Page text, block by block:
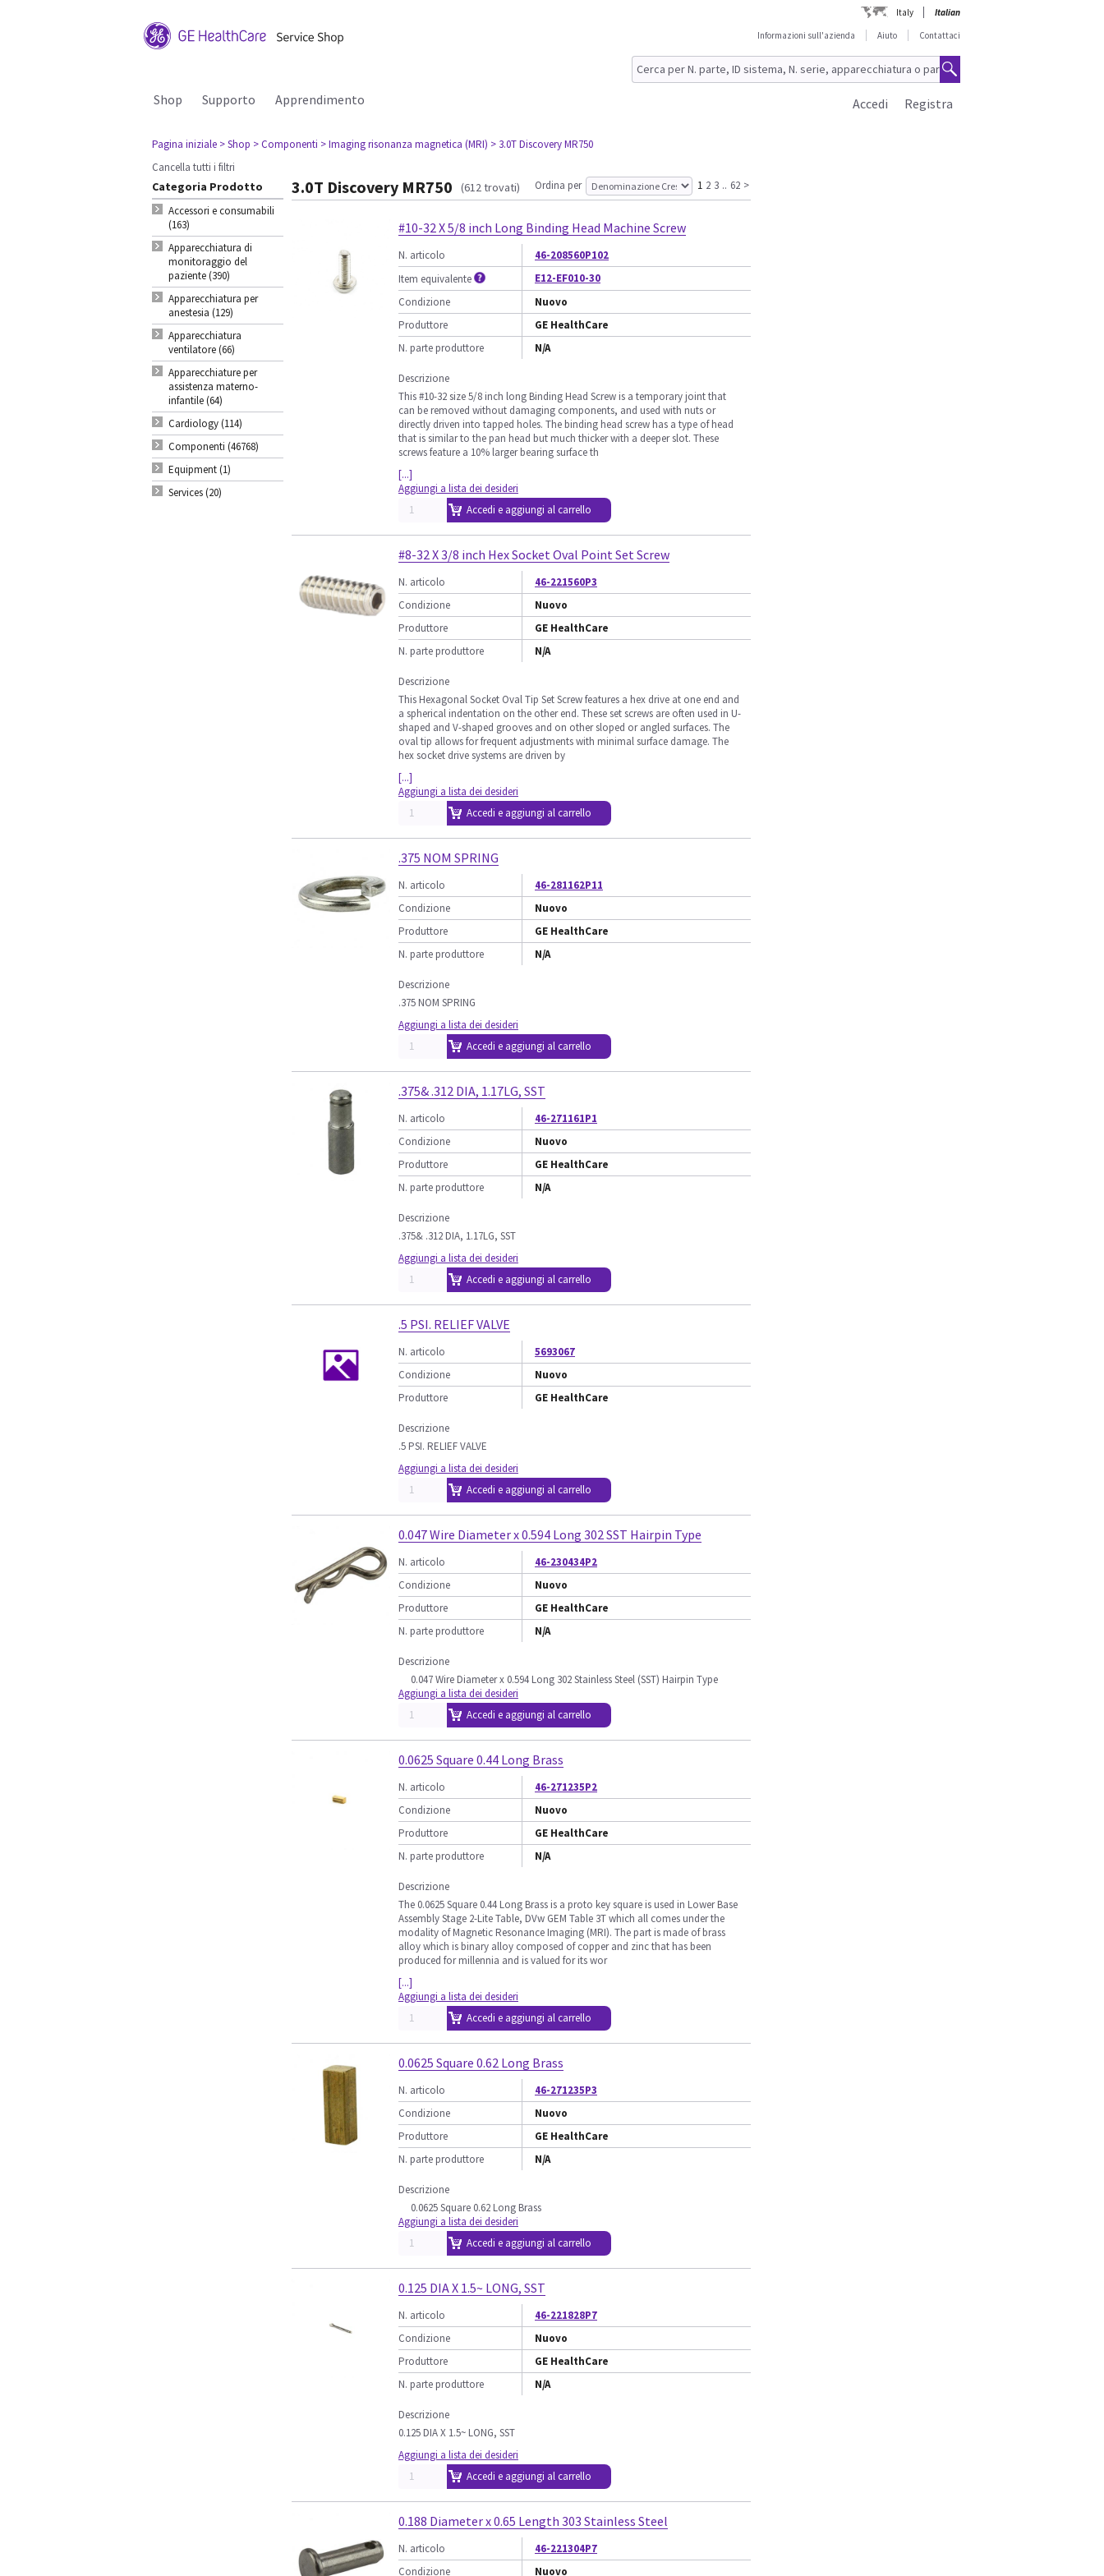
Italy
Italian
Informazioni sull'azienda
Aiuto Contattaci
Shop Supporto Apprendimento Registra
Accedi
Pagina iniziale > Shop > Componenti > Imaging risonanza magnetica (MRI) > 3.0T Discovery MR750
Cancella tutti i filtri
Categoria Prodotto
Accessori e consumabili
(163)
Apparecchiatura di
monitoraggio del
paziente (390)
Apparecchiatura per
anestesia (129)
Apparecchiatura
ventilatore (66)
Apparecchiature per
assistenza materno-
infantile (64)
Cardiology (114)
Componenti (46768)
Equipment (1)
Services (20)
3.0T Discovery MR750 (612 trovati) Ordina per 1 2 3 .. 62 >
#10-32 X 5/8 inch Long Binding Head Machine Screw
N. articolo
46-208560P102
Item equivalente
E12-EF010-30
Condizione
Nuovo
Produttore
GE HealthCare
N. parte produttore
N/A
Descrizione
This #10-32 size 5/8 inch long Binding Head Screw is a temporary joint that
can be removed without damaging components, and used with nuts or
directly driven into tapped holes. The binding head screw has a type of head
that is similar to the pan head but much thicker with a deeper slot. These
screws feature a 10% larger bearing surface th
[...]
Aggiungi a lista dei desideri
Accedi e aggiungi al carrello
#8-32 X 3/8 inch Hex Socket Oval Point Set Screw
N. articolo
46-221560P3
Condizione
Nuovo
Produttore
GE HealthCare
N. parte produttore
N/A
Descrizione
This Hexagonal Socket Oval Tip Set Screw features a hex drive at one end and
a spherical indentation on the other end. These set screws are often used in U-
shaped and V-shaped grooves and on other sloped or angled surfaces. The
oval tip allows for frequent adjustments with minimal surface damage. The
hex socket drive systems are driven by
[...]
Aggiungi a lista dei desideri
Accedi e aggiungi al carrello
.375 NOM SPRING
N. articolo
46-281162P11
Condizione
Nuovo
Produttore
GE HealthCare
N. parte produttore
N/A
Descrizione
.375 NOM SPRING
Aggiungi a lista dei desideri
Accedi e aggiungi al carrello
.375& .312 DIA, 1.17LG, SST
N. articolo
46-271161P1
Condizione
Nuovo
Produttore
GE HealthCare
N. parte produttore
N/A
Descrizione
.375& .312 DIA, 1.17LG, SST
Aggiungi a lista dei desideri
Accedi e aggiungi al carrello
.5 PSI. RELIEF VALVE
N. articolo
5693067
Condizione
Nuovo
Produttore
GE HealthCare
Descrizione
.5 PSI. RELIEF VALVE
Aggiungi a lista dei desideri
Accedi e aggiungi al carrello
0.047 Wire Diameter x 0.594 Long 302 SST Hairpin Type
N. articolo
46-230434P2
Condizione
Nuovo
Produttore
GE HealthCare
N. parte produttore
N/A
Descrizione
0.047 Wire Diameter x 0.594 Long 302 Stainless Steel (SST) Hairpin Type
Aggiungi a lista dei desideri
Accedi e aggiungi al carrello
0.0625 Square 0.44 Long Brass
N. articolo
46-271235P2
Condizione
Nuovo
Produttore
GE HealthCare
N. parte produttore
N/A
Descrizione
The 0.0625 Square 0.44 Long Brass is a proto key square is used in Lower Base
Assembly Stage 2-Lite Table, DVw GEM Table 3T which all comes under the
modality of Magnetic Resonance Imaging (MRI). The part is made of brass
alloy which is binary alloy composed of copper and zinc that has been
produced for millennia and is valued for its wor
[...]
Aggiungi a lista dei desideri
Accedi e aggiungi al carrello
0.0625 Square 0.62 Long Brass
N. articolo
46-271235P3
Condizione
Nuovo
Produttore
GE HealthCare
N. parte produttore
N/A
Descrizione
0.0625 Square 0.62 Long Brass
Aggiungi a lista dei desideri
Accedi e aggiungi al carrello
0.125 DIA X 1.5~ LONG, SST
N. articolo
46-221828P7
Condizione
Nuovo
Produttore
GE HealthCare
N. parte produttore
N/A
Descrizione
0.125 DIA X 1.5~ LONG, SST
Aggiungi a lista dei desideri
Accedi e aggiungi al carrello
0.188 Diameter x 0.65 Length 303 Stainless Steel
N. articolo
46-221304P7
Condizione
Nuovo